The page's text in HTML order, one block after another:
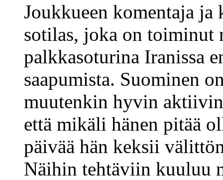
Joukkueen komentaja
sotilas, joka on toiminut
palkkasoturina Iranissa
saapumista. Suominen
muutenkin hyvin
että mikäli hänen pitää
päivää hän keksii
Näihin tehtäviin kuuluu